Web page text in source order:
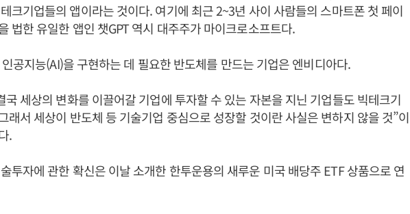
크기업들의 앱이라는 것이다. 여기에 최근 2~3년 사이 사람들의 스마트폰 첫 페이
법한 유일한 앱인 챗GPT 역시 대주주가 마이크로소프트다.
공지능(AI)을 구현하는 데 필요한 반도체를 만드는 기업은 엔비디아다.
국 세상의 변화를 이끌어갈 기업에 투자할 수 있는 자본을 지닌 기업들도 빅테크기
래서 세상이 반도체 등 기술기업 중심으로 성장할 것이란 사실은 변하지 않을 것”이
.
투자에 관한 확신은 이날 소개한 한투운용의 새루운 미국 배당주 ETF 상품으로 연